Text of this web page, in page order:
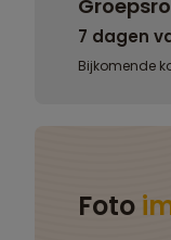
7 dagen
Bijkomende
Foto